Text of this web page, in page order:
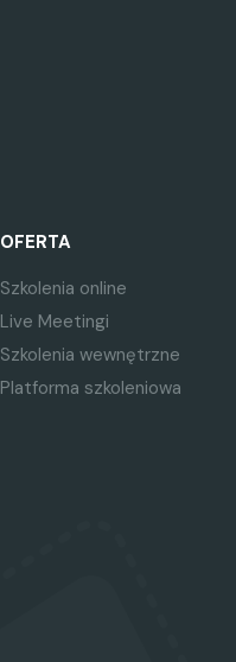
OFERTA
Szkolenia online
Live Meetingi
Szkolenia wewnętrzne
Platforma szkoleniowa